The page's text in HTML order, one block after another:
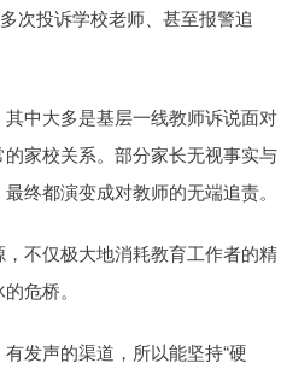
次投诉学校老师、甚至报警追
中大多是基层一线教师诉说面对
家校关系。部分家长无视事实与
终都演变成对教师的无端追责。
不仅极大地消耗教育工作者的精
危桥。
发声的渠道，所以能坚持“硬